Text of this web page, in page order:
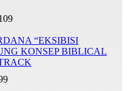
“EKSIBISI
KONSEP BIBLICAL